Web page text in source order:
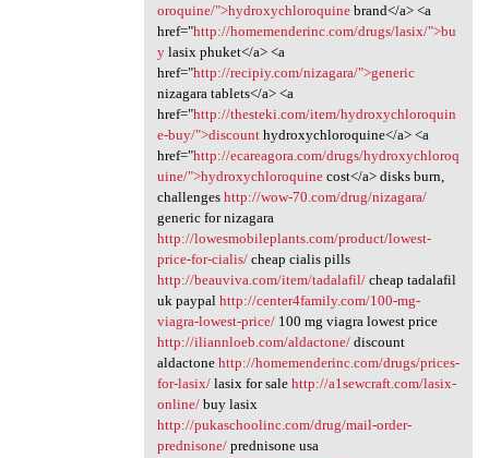
oroquine/">hydroxychloroquinebrand</a> <a
href="http://homemenderinc.com/drugs/lasix/">bu
ylasix phuket</a> <a
href="http://recipiy.com/nizagara/">generic
nizagara tablets</a> <a
href="http://thesteki.com/item/hydroxychloroquin
e-buy/">discounthydroxychloroquine</a> <a
href="http://ecareagora.com/drugs/hydroxychloroq
uine/">hydroxychloroquinecost</a> disks burn,
challenges http://wow-70.com/drug/nizagara/
generic for nizagara
http://lowesmobileplants.com/product/lowest-
price-for-cialis/cheap cialis pills
http://beauviva.com/item/tadalafil/cheap tadalafil
uk paypal http://center4family.com/100-mg-
viagra-lowest-price/100 mg viagra lowest price
http://iliannloeb.com/aldactone/discount
aldactone http://homemenderinc.com/drugs/prices-
for-lasix/lasix for sale http://a1sewcraft.com/lasix-
online/buy lasix
http://pukaschoolinc.com/drug/mail-order-
prednisone/prednisone usa